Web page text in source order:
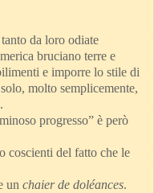
da loro odiate
bruciano terre e
e imporre lo stile di
molto semplicemente,
progresso” è però
coscienti del fatto che le
un chaier de doléances.